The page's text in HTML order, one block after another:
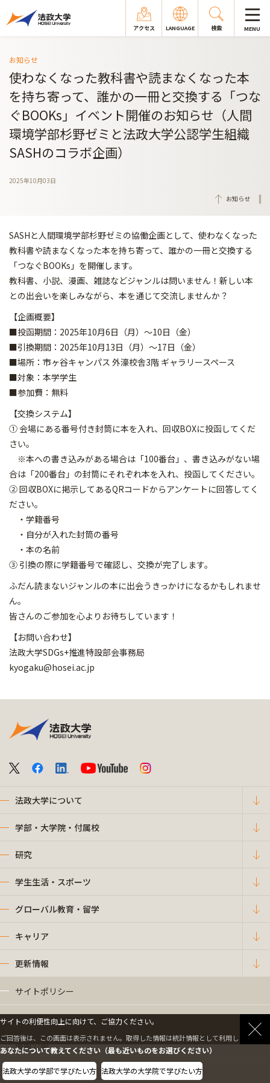
アクセス LANGUAGE 検索 MENU
お知らせ
使わなくなった教科書や読まなくなった本
を持ち寄って、誰かの一冊と交換する「つな
ぐBOOKs」イベント開催のお知らせ（人間
環境学部杉野ゼミと法政大学公認学生組織
SASHのコラボ企画）
2025年10月03日
お知らせ
SASHと人間環境学部杉野ゼミの協働企画として、使わなくなった
教科書や読まなくなった本を持ち寄って、誰かの一冊と交換する
「つなぐBOOKs」を開催します。
教科書、小説、漫画、雑誌などジャンルは問いません！新しい本
との出会いを楽しみながら、本を通じて交流しませんか？
【企画概要】
■投函期間：2025年10月6日（月）～10日（金）
■引換期間：2025年10月13日（月）～17日（金）
■場所：市ヶ谷キャンパス 外濠校舎3階 ギャラリースペース
■対象：本学学生
■参加費：無料
【交換システム】
① 会場にある番号付き封筒に本を入れ、回収BOXに投函してくだ
さい。
※本への書き込みがある場合は「100番台」、書き込みがない場
合は「200番台」の封筒にそれぞれ本を入れ、投函してください。
② 回収BOXに掲示してあるQRコードからアンケートに回答してく
ださい。
・学籍番号
・自分が入れた封筒の番号
・本の名前
③ 引換の際に学籍番号で確認し、交換が完了します。
ふだん読まないジャンルの本に出会うきっかけになるかもしれませ
ん。
皆さんのご参加を心よりお待ちしています！
【お問い合わせ】
法政大学SDGs+推進特設部会事務局
kyogaku@hosei.ac.jp
法政大学について
学部・大学院・付属校
研究
学生生活・スポーツ
グローバル教育・留学
キャリア
更新情報
サイトポリシー
プライバシーポリシー
情報公開
採用情報
サイトの利便性向上に向けて、ご協力ください。
ご回答後は、この画面は表示されません。取得した情報は統計情報として利用します。
あなたについて教えてください（最も近いものをお選びください）
法政大学の学部で学びたい方 法政大学の大学院で学びたい方